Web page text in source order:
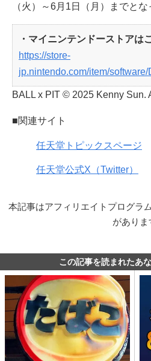
（火）～6月1日（月）までとな
・マイニンテンドーストアは
https://store-
jp.nintendo.com/item/
BALL x PIT © 2025 Kenny Sun.
■関連サイト
任天堂トピックスページ
任天堂公式X（Twitter）
本記事はアフィリエイトプログラ
がありま
この記事を読まれたあ